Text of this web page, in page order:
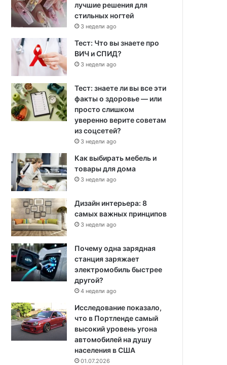
лучшие решения для
стильных ногтей
3 недели ago
Тест: Что вы знаете про
ВИЧ и СПИД?
3 недели ago
Тест: знаете ли вы все эти
факты о здоровье — или
просто слишком
уверенно верите советам
из соцсетей?
3 недели ago
Как выбирать мебель и
товары для дома
3 недели ago
Дизайн интерьера: 8
самых важных принципов
3 недели ago
Почему одна зарядная
станция заряжает
электромобиль быстрее
другой?
4 недели ago
Исследование показало,
что в Портленде самый
высокий уровень угона
автомобилей на душу
населения в США
01.07.2026